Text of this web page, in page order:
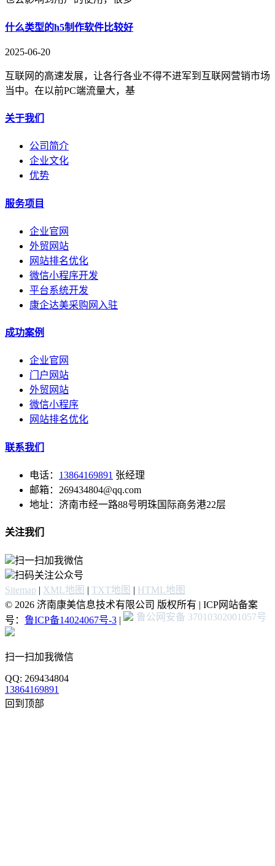
什么类型的h5制作软件比较好
2025-06-20
互联网的高速发展，让各行各业不得不进军到互联网营销市场
当中。在以前PC端流量大，基
关于我们
公司简介
企业文化
优势
服务项目
企业官网
外贸网站
网站排名优化
微信小程序开发
平台系统开发
康企达美采购网入驻
成功案例
企业官网
门户网站
外贸网站
微信小程序
网站排名优化
联系我们
电话： 13864169891 张经理
邮箱：269434804@qq.com
地址：济南市经一路88号明珠国际商务港22层
关注我们
扫一扫加我微信
扫码关注公众号
Sitemap | XML地图 | TXT地图 | HTML地图
© 2026 济南康美信息技术有限公司 版权所有 | ICP网站备案
号： 鲁ICP备14024067号-3 | 鲁公网安备 37010302001057号
扫一扫加我微信
QQ: 269434804
13864169891
回到顶部